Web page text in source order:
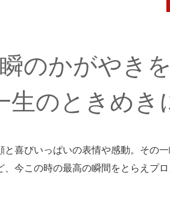
のかがやきを
生のときめき
喜びいっぱいの表情や感動。その
今この時の最高の瞬間をとらえプ